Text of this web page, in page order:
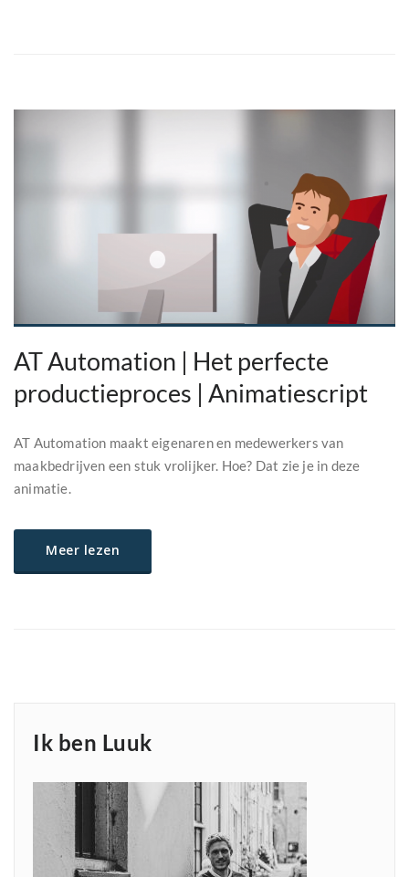
AT Automation | Het perfecte
productieproces | Animatiescript
AT Automation maakt eigenaren en medewerkers van
maakbedrijven een stuk vrolijker. Hoe? Dat zie je in deze
animatie.
Meer lezen
Ik ben Luuk